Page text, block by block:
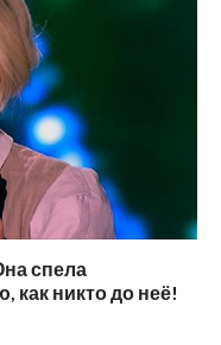
спела
как никто до неё!